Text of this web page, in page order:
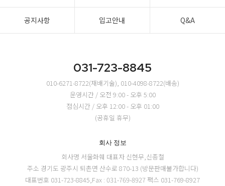
공지사항 입고안내 Q&A
031-723-8845
010-6271-8722(재배기술), 010-4098-8722(배송)
운영시간 / 오전 9:00 - 오후 5:00
점심시간 / 오후 12:00 - 오후 01:00
(공휴일 휴무)
회사 정보
회사명 서울화훼 대표자 신현무,신종철
주소 경기도 광주시 퇴촌면 산수로 870-13 (방문판매불가합니다)
대표번호 031-723-8845,Fax : 031-769-8927 팩스 031-769-8927